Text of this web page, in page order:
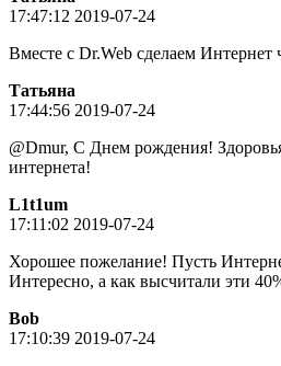
17:47:12 2019-07-24
Вместе с Dr.Web сделаем Интернет
Татьяна
17:44:56 2019-07-24
@Dmur, С Днем рождения!
интернета!
L1t1um
17:11:02 2019-07-24
Хорошее пожелание! Пусть
Интересно, а как высчитали эти
Bob
17:10:39 2019-07-24